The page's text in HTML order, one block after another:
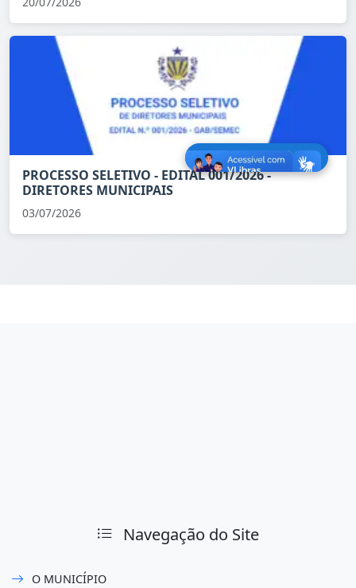
PROCESSO SELETIVO - EDITAL 001/2026 -
DIRETORES MUNICIPAIS
03/07/2026
Navegação do Site
O MUNICÍPIO